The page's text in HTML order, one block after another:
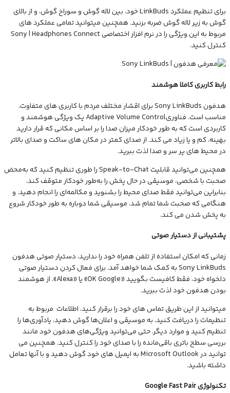
برای تنظیم عملکرد LinkBuds خود، بین لاله گوش و سوراخ گوش، و از بالای
گوش به زیر لاله گوش ضربه بزنید. همچنین میتوانید تمامی عملکرد های
مربوط به این ویژگی را در نرم افزار اختصاصی Sony | Headphones Connect
کنترل کنید.
رابط کاربری کاملا هوشمند
هدفون Sony LinkBuds برای اقشار مختلف مردم با کاربری های متفاوت،
مناسب است. فناوریAdaptive Volume Control یک ویژگی هوشمند و
کاربردی است که به طور خودکار میزان صدا را بر اساس مکانی که قرار دارید
بهینه، کم و یا زیاد می کند. از صدای کمتر در مکان های ساکت و صدای بالاتر
در محیط های پر سر و صدا لذت ببرید.
همچنین می‌توانید قابلیت Speak-to-Chat را طوری تنظیم کنید که به‌محض
صحبت با شخصی، موسیقی در حال پخش را به‌طور خودکار متوقف کند،
بنابراین می‌توانید فقط صدای محیط را بشنوید و مکالمه‌ای را انجام دهید. و
هنگامی که صحبت شما تمام شد، موسیقی شما دوباره به طور خودکار شروع
به پخش شدن می کند.
پشتیبانی از دستیار صوتی
زمانی که امکان استفاده از تلفن همراه خود را ندارید، دستیار صوتی هدفون
Sony LinkBuds به کمک شما خواهد آمد. برای فعال کردن دستیار صوتی
دلخواه خود، فقط کافیست بگویید «OK Google» یا «Alexa». از هوشمند
بودن هدفون خود لذت ببرید.
میتوانید از این طریق تماس های خود را برقرار کنید، اطلاعات مربوط به
تنظیمات را دریافت کنید، به موسیقی و اعلان‌ها گوش دهید، یادآوری‌ها را
تنظیم کنید و موارد دیگر. حتی می‌توانید ویژگی‌های هدفون خود مانند
بررسی سطح باتری باقی‌مانده را با صدای خود را کنترل کنید. همچنین می
توانید در Microsoft Outlook به ایمیل های خود گوش دهید و با آنها تعامل
داشته باشید.
تکنولوژی Google Fast Pair